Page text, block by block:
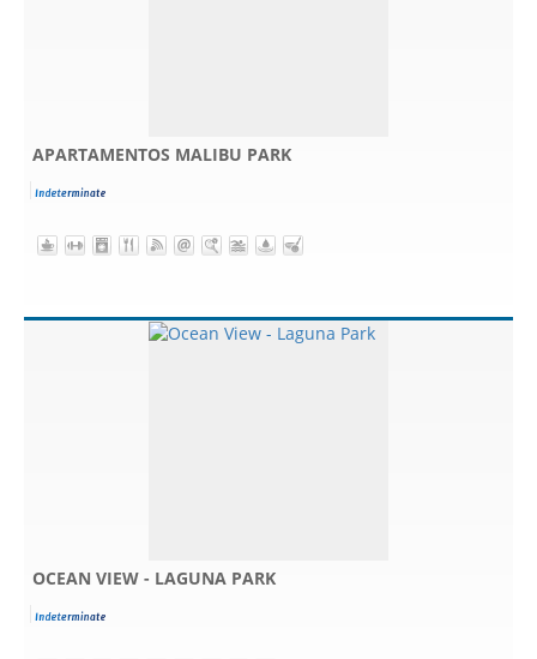
APARTAMENTOS MALIBU PARK
OCEAN VIEW - LAGUNA PARK